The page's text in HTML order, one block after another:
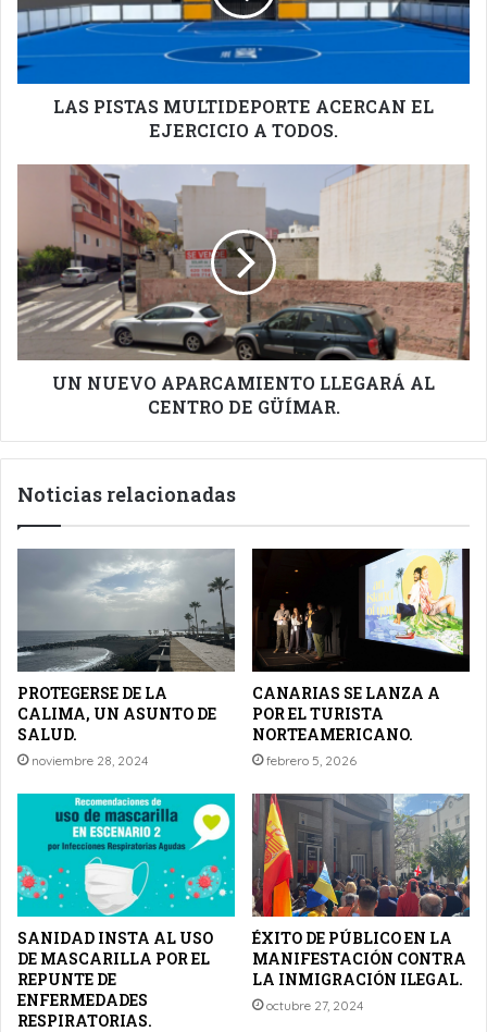
EJERCICIO
A
TODOS.
LAS PISTAS MULTIDEPORTE ACERCAN EL
EJERCICIO A TODOS.
APARCAMIENTO
LLEGARÁ
AL
CENTRO
DE
GÜÍMAR.
UN NUEVO APARCAMIENTO LLEGARÁ AL
CENTRO DE GÜÍMAR.
Noticias relacionadas
PROTEGERSE DE LA
CALIMA, UN ASUNTO DE
SALUD.
noviembre 28, 2024
CANARIAS SE LANZA A
POR EL TURISTA
NORTEAMERICANO.
febrero 5, 2026
SANIDAD INSTA AL USO
DE MASCARILLA POR EL
REPUNTE DE
ENFERMEDADES
RESPIRATORIAS.
ÉXITO DE PÚBLICO EN LA
MANIFESTACIÓN CONTRA
LA INMIGRACIÓN ILEGAL.
octubre 27, 2024